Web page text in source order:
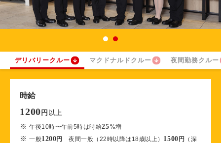
デリバリークルー マクドナルドクルー 夜間勤務クルー
時給
1200 円 以上
※午後10時〜午前5時は時給25%増
※一般1200円 夜間一般（22時以降は18歳以上） 1500円 （深